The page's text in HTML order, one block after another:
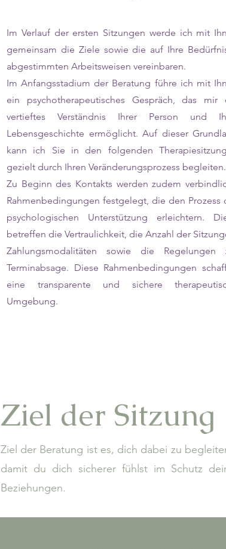
Im Verlauf der ersten Sitzungen werde ich mit
gemeinsam die Ziele sowie die auf Ihre
abgestimmten Arbeitsweisen vereinbaren.
Im Anfangsstadium der Beratung führe ich mit
ein psychotherapeutisches Gespräch, das mir
vertieftes Verständnis Ihrer Person und
Lebensgeschichte ermöglicht. Auf dieser
kann ich Sie in den folgenden
gezielt durch Ihren Veränderungsprozess begleiten.
Zu Beginn des Kontakts werden zudem
Rahmenbedingungen festgelegt, die den Prozess
psychologischen Unterstützung erleichtern.
betreffen die Vertraulichkeit, die Anzahl der
Zahlungsmodalitäten sowie die Regelungen
Terminabsage. Diese Rahmenbedingungen
eine transparente und sichere
Umgebung.
Ziel der Sitzung
Ziel der Beratung ist es, dich dabei zu
damit du dich sicherer fühlst im Schutz
Beziehungen.